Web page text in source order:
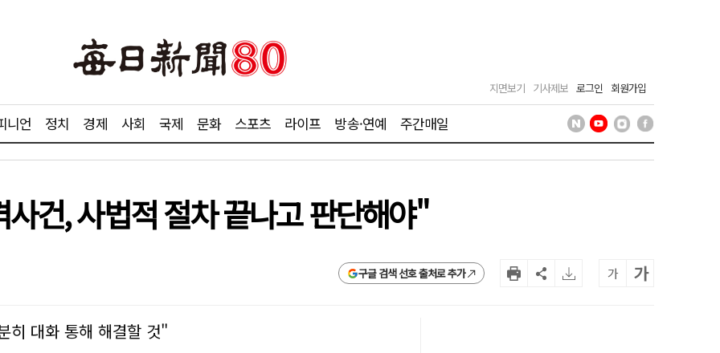
지면보기 기사제보 로그인 회원가입
니언 정치 경제 사회 국제 문화 스포츠 라이프 방송·연예 주간매일
건, 사법적 절차 끝나고 판단해야"
구글 검색 선호 출처로 추가 가 가
히 대화 통해 해결할 것"